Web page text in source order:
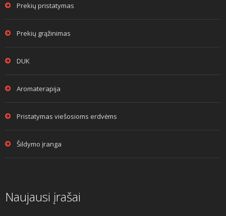
Prekių pristatymas
Prekių grąžinimas
DUK
Aromaterapija
Pristatymas viešosioms erdvėms
Šildymo įranga
Naujausi įrašai